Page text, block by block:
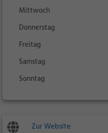
Mittwoch
Donnerstag
Freitag
Samstag
Sonntag
Zur Website